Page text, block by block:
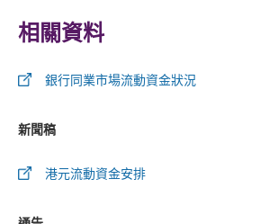
相關資料
銀行同業市場流動資金狀況
新聞稿
港元流動資金安排